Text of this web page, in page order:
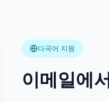
다국어 지원
이메일에